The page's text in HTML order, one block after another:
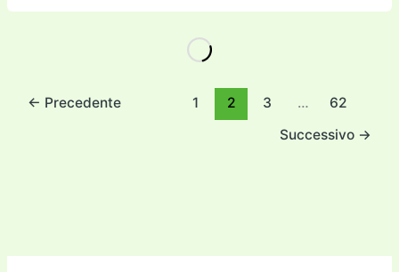
c
o
itt ai ai st
o
d
n
e p
k
k
n
n
di
← Precedente 1 2 3 …
62
Successivo →